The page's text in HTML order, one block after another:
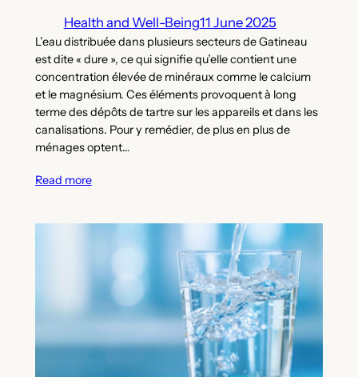
Health and Well-Being11 June 2025
L’eau distribuée dans plusieurs secteurs de Gatineau
est dite « dure », ce qui signifie qu’elle contient une
concentration élevée de minéraux comme le calcium
et le magnésium. Ces éléments provoquent à long
terme des dépôts de tartre sur les appareils et dans les
canalisations. Pour y remédier, de plus en plus de
ménages optent…
Read more